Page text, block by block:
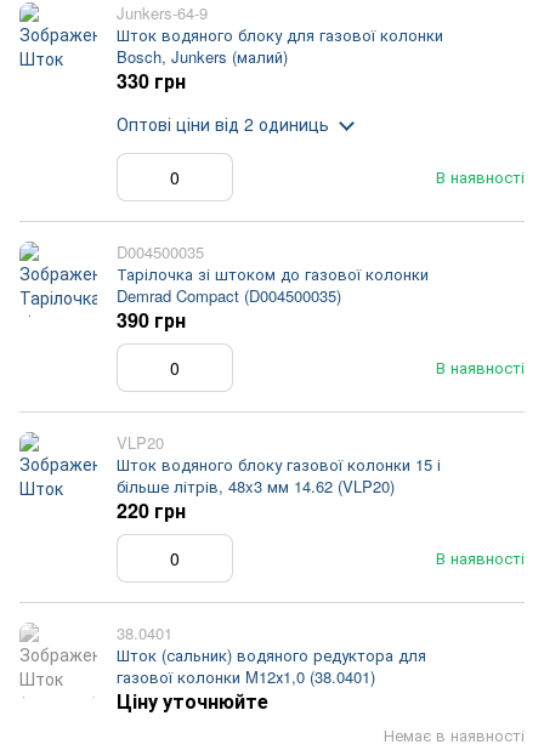
Junkers-64-9
Шток водяного блоку для газової колонки
Bosch, Junkers (малий)
В наявності
330 грн
Оптові ціни від 2 одиниць
D004500035
Тарілочка зі штоком до газової колонки
Demrad Compact (D004500035)
В наявності
390 грн
VLP20
Шток водяного блоку газової колонки 15 і
більше літрів, 48x3 мм 14.62 (VLP20)
В наявності
220 грн
38.0401
Шток (сальник) водяного редуктора для
газової колонки M12х1,0 (38.0401)
Немає в наявності
Ціну уточнюйте